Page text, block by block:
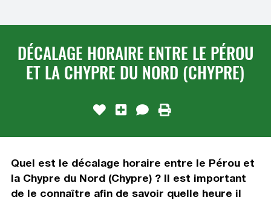
DÉCALAGE HORAIRE ENTRE LE PÉROU
ET LA CHYPRE DU NORD (CHYPRE)
Quel est le décalage horaire entre le Pérou et
la Chypre du Nord (Chypre) ? Il est important
de le connaître afin de savoir quelle heure il